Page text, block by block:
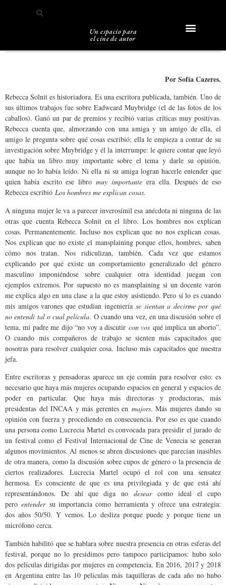
Un espacio para
el cine de autor
Por Sofía Cazeres.
Rebecca Solnit es historiadora. Es una escritora publicada, también. Uno de
sus últimos trabajos fue sobre Eadweard Muybridge (el de las fotos de los
caballos). Ganó un par de premios y recibió varias críticas muy positivas.
Rebecca cuenta que, almorzando con una amiga y un amigo de ella, el
amigo le pregunta sobre qué cosas escribió; ella le empieza a contar de su
investigación sobre Muybridge y él la interrumpe: le quiere contar que leyó
que había un libro muy importante sobre el tema y darle su opinión,
aunque no lo había leído. Ni ella ni su amiga logran hacerle entender que
quien había escrito ese libromuy importanteera ella. Después de eso
Rebecca escribió Los hombres me explican cosas.
A ninguna mujer le va a parecer inverosímil esa anécdota ni ninguna de las
otras que cuenta Rebecca Solnit en el libro. Los hombres nos explican
cosas. Permanentemente. Incluso nos explican que no nos explican cosas.
Nos explican que no existe el mansplaining porque ellos, hombres, saben
cómo nos tratan. Nos ridiculizan, también. Cada vez que estamos
explicando por qué existe un comportamiento generalizado del género
masculino imponiéndose sobre cualquier otra identidad juegan con
ejemplos extremos. Por supuesto no es mansplaining si un docente varón
me explica algo en una clase a la que estoy asistiendo. Pero sí lo es cuando
mis amigos varones que estudian ingenieríase sientan a decirme por qué
no entendí tal o cual película. O cuando una vez, en una discusión sobre el
tema, mi padre me dijo “no voy a discutir con vos qué implica un aborto”.
O cuando mis compañeros de trabajo se sienten más capacitados que
nosotras para resolver cualquier cosa. Incluso más capacitados que nuestra
jefa.
Entre escritoras y pensadoras aparece un eje común para resolver esto: es
necesario que haya más mujeres ocupando espacios en general y espacios de
poder en particular. Que haya más directoras y productoras, más
presidentas del INCAA y más gerentes en majors. Más mujeres dando su
opinión con fuerza y procediendo en consecuencia. Por eso es que cuando
una persona como Lucrecia Martel es convocada para presidir el jurado de
un festival como el Festival Internacional de Cine de Venecia se generan
algunos movimientos. Al menos se abren discusiones que parecían inasibles
de otra manera, como la discusión sobre cupos de género o la presencia de
ciertos realizadores. Lucrecia Martel ocupó el rol con una sensatez
hermosa. Es consciente de que es una privilegiada y de que está ahí
representándonos. De ahí que diga no desearcomo ideal el cupo
peroentender su importancia como herramienta y ofrece una estrategia:
dos años 50/50. Y vemos. Lo desliza porque puede y porque tiene un
micrófono cerca.
También habilitó que se hablara sobre nuestra presencia en otras esferas del
festival, porque no lo presidimos pero tampoco participamos: hubo solo
dos películas dirigidas por mujeres en competencia. En 2016, 2017 y 2018
en Argentina entre las 10 películas más taquilleras de cada año no hubo